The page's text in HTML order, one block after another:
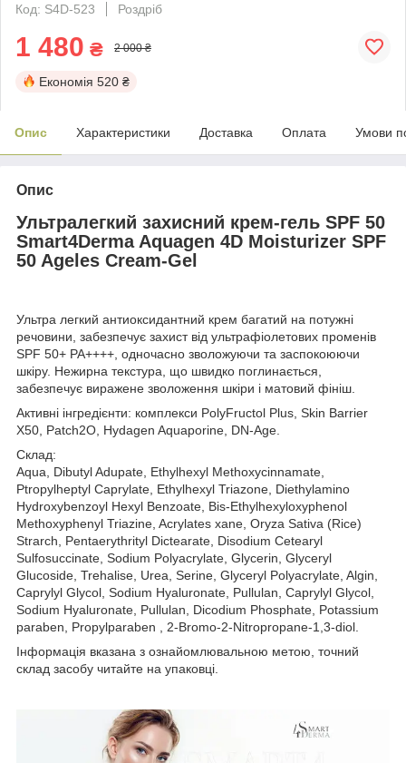
Код: S4D-523
Роздріб
1 480 ₴ 2 000 ₴
Економія 520 ₴
Опис Характеристики Доставка Оплата Умови
Опис
Ультралегкий захисний крем-гель SPF 50
Smart4Derma Aquagen 4D Moisturizer SPF
50 Ageles Cream-Gel
Ультра легкий антиоксидантний крем багатий на потужні
речовини, забезпечує захист від ультрафіолетових променів
SPF 50+ PA++++, одночасно зволожуючи та заспокоюючи
шкіру. Нежирна текстура, що швидко поглинається,
забезпечує виражене зволоження шкіри і матовий фініш.
Активні інгредієнти: комплекси PolyFructol Plus, Skin Barrier
X50, Patch2O, Hydagen Aquaporine, DN-Age.
Склад:
Aqua, Dibutyl Adupate, Ethylhexyl Methoxycinnamate,
Ptropylheptyl Caprylate, Ethylhexyl Triazone, Diethylamino
Hydroxybenzoyl Hexyl Benzoate, Bis-Ethylhexyloxyphenol
Methoxyphenyl Triazine, Acrylates xane, Oryza Sativa (Rice)
Strarch, Pentaerythrityl Dictearate, Disodium Cetearyl
Sulfosuccinate, Sodium Polyacrylate, Glycerin, Glyceryl
Glucoside, Trehalise, Urea, Serine, Glyceryl Polyacrylate, Algin,
Caprylyl Glycol, Sodium Hyaluronate, Pullulan, Caprylyl Glycol,
Sodium Hyaluronate, Pullulan, Dicodium Phosphate, Potassium
paraben, Propylparaben , 2-Bromo-2-Nitropropane-1,3-diol.
Інформація вказана з ознайомлювальною метою, точний
склад засобу читайте на упаковці.